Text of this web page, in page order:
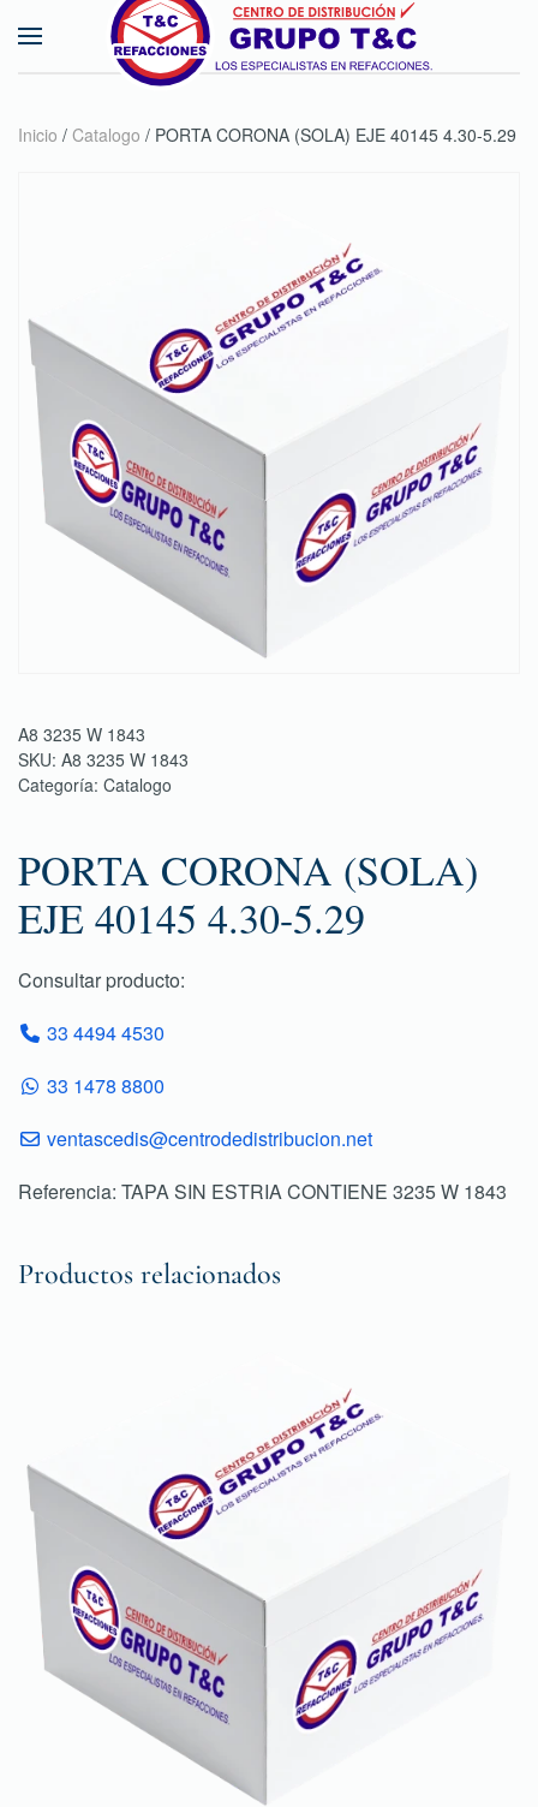
Skip to main content
Inicio / Catalogo / PORTA CORONA (SOLA) EJE 40145 4.30-5.29
A8 3235 W 1843
SKU: A8 3235 W 1843
Categoría: Catalogo
PORTA CORONA (SOLA)
EJE 40145 4.30-5.29
Consultar producto:
33 4494 4530
33 1478 8800
ventascedis@centrodedistribucion.net
Referencia: TAPA SIN ESTRIA CONTIENE 3235 W 1843
Productos relacionados